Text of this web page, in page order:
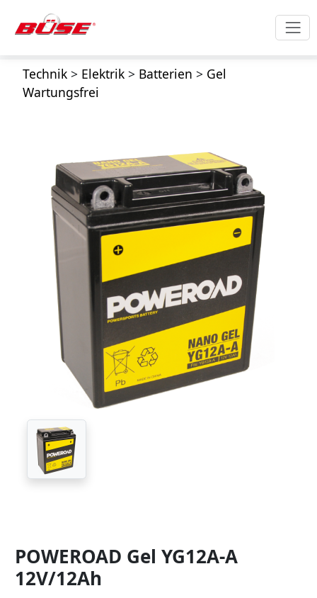
Technik> Elektrik> Batterien > Gel
Wartungsfrei
POWEROAD Gel YG12A-A
12V/12Ah